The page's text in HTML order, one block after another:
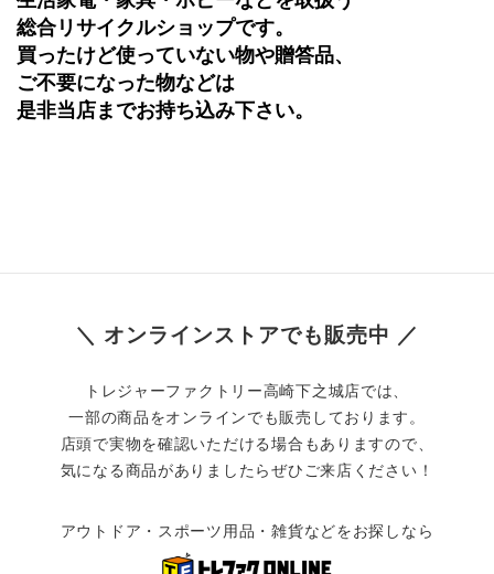
総合リサイクルショップです。
買ったけど使っていない物や贈答品、
ご不要になった物などは
是非当店までお持ち込み下さい。
＼ オンラインストアでも販売中 ／
トレジャーファクトリー高崎下之城店では、
一部の商品をオンラインでも販売しております。
店頭で実物を確認いただける場合もありますので、
気になる商品がありましたらぜひご来店ください！
アウトドア・スポーツ用品・雑貨などをお探しなら